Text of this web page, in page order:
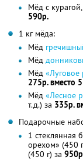
Мёд с
590р.
1 кг мёда:
Мёд
Мёд
Мёд «Луговое
275р. вместо
Мёд «Лесное
т.д.) за 335р.
Подарочные
1 стеклянная
орехом» (450
(450 г) за